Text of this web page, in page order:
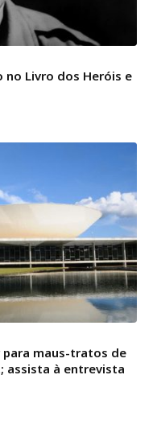
Livro dos Heróis e
maus-tratos de
assista à entrevista